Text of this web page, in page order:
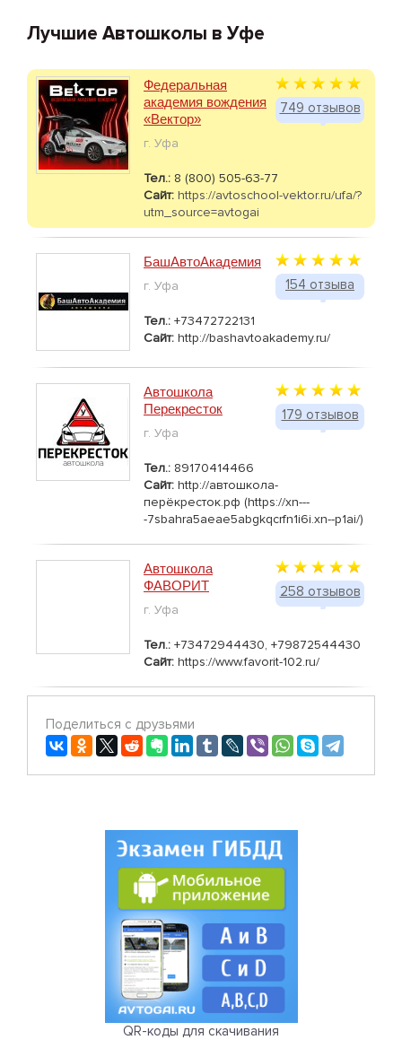
Лучшие Автошколы в Уфе
749 отзывов
Федеральная
академия вождения
«Вектор»
г. Уфа
Тел.: 8 (800) 505-63-77
Сайт: https://avtoschool-vektor.ru/ufa/?
utm_source=avtogai
154 отзыва
БашАвтоАкадемия
г. Уфа
Тел.: +73472722131
Сайт: http://bashavtoakademy.ru/
179 отзывов
Автошкола
Перекресток
г. Уфа
Тел.: 89170414466
Сайт: http://автошкола-
перёкресток.рф (https://xn---
-7sbahra5aeae5abgkqcrfn1i6i.xn--p1ai/)
258 отзывов
Автошкола
ФАВОРИТ
г. Уфа
Тел.: +73472944430, +79872544430
Сайт: https://www.favorit-102.ru/
Поделиться с друзьями
QR-коды для скачивания